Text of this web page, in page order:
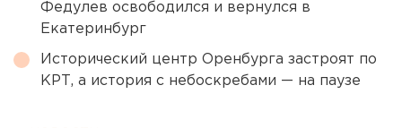
Федулев освободился и вернулся в
Екатеринбург
Исторический центр Оренбурга застроят по
КРТ, а история с небоскребами — на паузе